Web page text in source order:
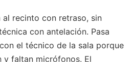
recinto con retraso, sin
con antelación. Pasa
el técnico de la sala porque
y faltan micrófonos. El